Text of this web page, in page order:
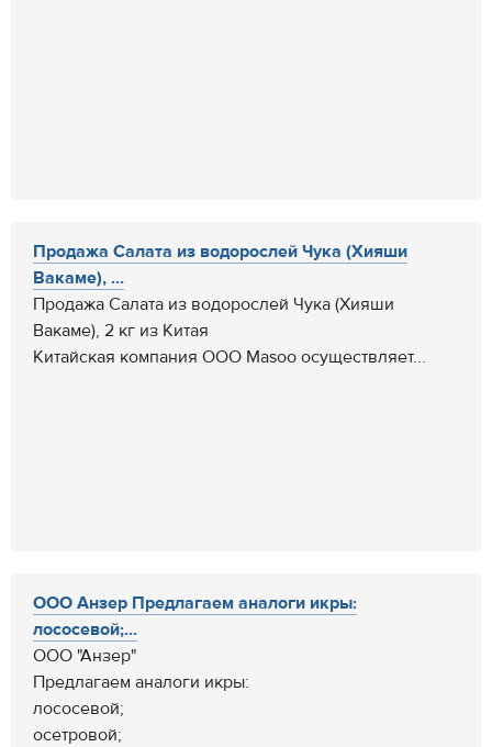
Продажа Салата из водорослей Чука (Хияши
Вакаме), ...
Продажа Салата из водорослей Чука (Хияши
Вакаме), 2 кг из Китая
Китайская компания ООО Masoo осуществляет...
ООО Анзер Предлагаем аналоги икры:
лососевой;...
ООО "Анзер"
Предлагаем аналоги икры:
лососевой;
осетровой;